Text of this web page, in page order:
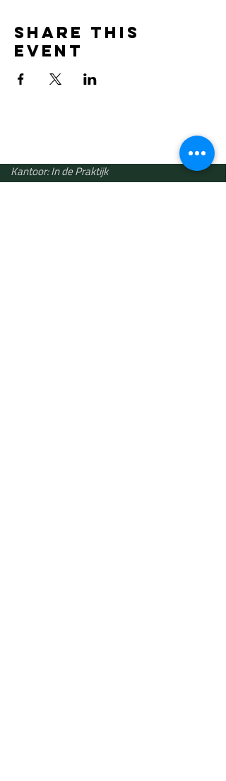
Share this
event
Kantoor: In de Praktijk